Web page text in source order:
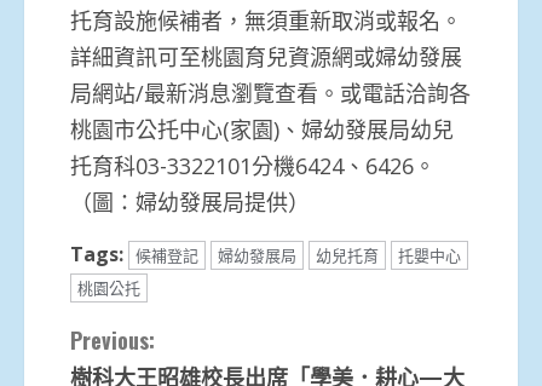
托育設施候補者，無須重新取消或報名。
詳細資訊可至桃園育兒資源網或婦幼發展
局網站/最新消息瀏覽查看。或電話洽詢各
桃園市公托中心(家園)、婦幼發展局幼兒
托育科03-3322101分機6424、6426。
（圖：婦幼發展局提供）
Tags: 候補登記 婦幼發展局 幼兒托育
托嬰中心
桃園公托
Continue
Previous:
樹科大王昭雄校長出席「學美．耕心—大